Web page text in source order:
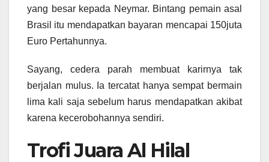
yang besar kepada Neymar. Bintang pemain asal
Brasil itu mendapatkan bayaran mencapai 150juta
Euro Pertahunnya.
Sayang, cedera parah membuat karirnya tak
berjalan mulus. Ia tercatat hanya sempat bermain
lima kali saja sebelum harus mendapatkan akibat
karena kecerobohannya sendiri.
Trofi Juara Al Hilal